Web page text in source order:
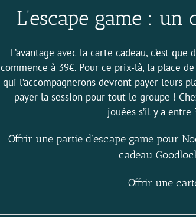
L’escape game : un
L’avantage avec la carte cadeau, c’est
commence à 39€. Pour ce prix-là, la place
qui l’accompagnerons devront payer leurs
payer la session pour tout le groupe !
jouées s’il y a
Offrir une partie d’escape game pour
cadeau
Offrir une